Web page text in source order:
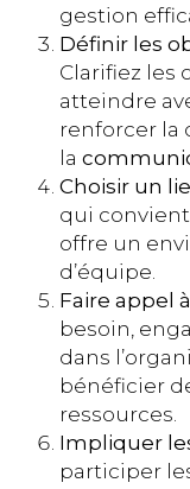
gestion
Définir les
Clarifiez les
atteindre
renforcer la
la
Choisir un
qui
offre un
d’équipe.
Faire appel
besoin,
dans
bénéficier
ressources.
Impliquer
participer